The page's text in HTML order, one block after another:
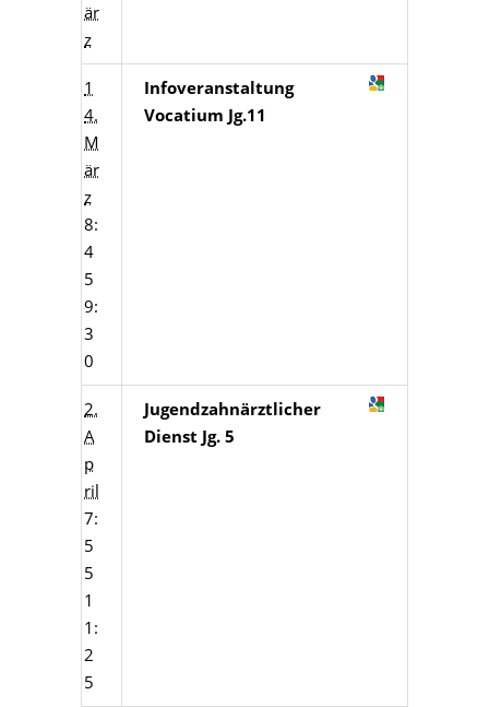
är
z
1
4.
M
är
z
8:
4
5
9:
3
0
Infoveranstaltung
Vocatium Jg.11
2.
A
p
ril
7:
5
5
1
1:
2
5
Jugendzahnärztlicher
Dienst Jg. 5